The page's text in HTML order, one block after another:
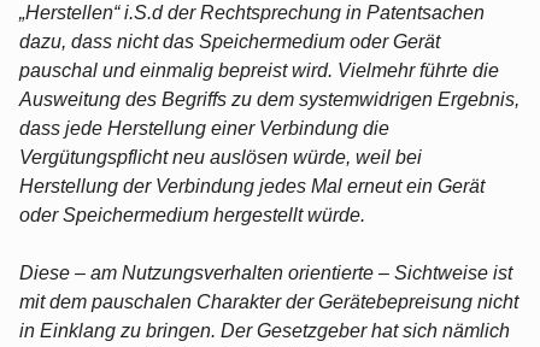
„Herstellen“ i.S.d der Rechtsprechung in Patentsachen
dazu, dass nicht das Speichermedium oder Gerät
pauschal und einmalig bepreist wird. Vielmehr führte die
Ausweitung des Begriffs zu dem systemwidrigen Ergebnis,
dass jede Herstellung einer Verbindung die
Vergütungspflicht neu auslösen würde, weil bei
Herstellung der Verbindung jedes Mal erneut ein Gerät
oder Speichermedium hergestellt würde.
Diese – am Nutzungsverhalten orientierte – Sichtweise ist
mit dem pauschalen Charakter der Gerätebepreisung nicht
in Einklang zu bringen. Der Gesetzgeber hat sich nämlich